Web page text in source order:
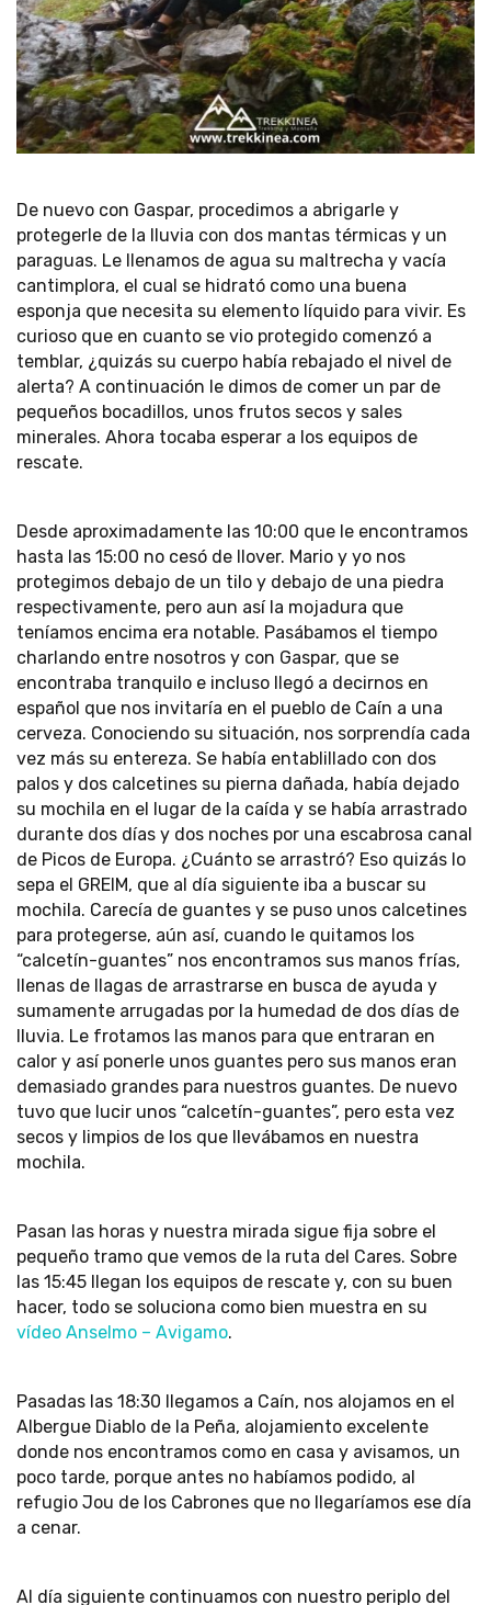
De nuevo con Gaspar, procedimos a abrigarle y
protegerle de la lluvia con dos mantas térmicas y un
paraguas. Le llenamos de agua su maltrecha y vacía
cantimplora, el cual se hidrató como una buena
esponja que necesita su elemento líquido para vivir. Es
curioso que en cuanto se vio protegido comenzó a
temblar, ¿quizás su cuerpo había rebajado el nivel de
alerta? A continuación le dimos de comer un par de
pequeños bocadillos, unos frutos secos y sales
minerales. Ahora tocaba esperar a los equipos de
rescate.
Desde aproximadamente las 10:00 que le encontramos
hasta las 15:00 no cesó de llover. Mario y yo nos
protegimos debajo de un tilo y debajo de una piedra
respectivamente, pero aun así la mojadura que
teníamos encima era notable. Pasábamos el tiempo
charlando entre nosotros y con Gaspar, que se
encontraba tranquilo e incluso llegó a decirnos en
español que nos invitaría en el pueblo de Caín a una
cerveza. Conociendo su situación, nos sorprendía cada
vez más su entereza. Se había entablillado con dos
palos y dos calcetines su pierna dañada, había dejado
su mochila en el lugar de la caída y se había arrastrado
durante dos días y dos noches por una escabrosa canal
de Picos de Europa. ¿Cuánto se arrastró? Eso quizás lo
sepa el GREIM, que al día siguiente iba a buscar su
mochila. Carecía de guantes y se puso unos calcetines
para protegerse, aún así, cuando le quitamos los
“calcetín-guantes” nos encontramos sus manos frías,
llenas de llagas de arrastrarse en busca de ayuda y
sumamente arrugadas por la humedad de dos días de
lluvia. Le frotamos las manos para que entraran en
calor y así ponerle unos guantes pero sus manos eran
demasiado grandes para nuestros guantes. De nuevo
tuvo que lucir unos “calcetín-guantes”, pero esta vez
secos y limpios de los que llevábamos en nuestra
mochila.
Pasan las horas y nuestra mirada sigue fija sobre el
pequeño tramo que vemos de la ruta del Cares. Sobre
las 15:45 llegan los equipos de rescate y, con su buen
hacer, todo se soluciona como bien muestra en su
vídeo Anselmo – Avigamo.
Pasadas las 18:30 llegamos a Caín, nos alojamos en el
Albergue Diablo de la Peña, alojamiento excelente
donde nos encontramos como en casa y avisamos, un
poco tarde, porque antes no habíamos podido, al
refugio Jou de los Cabrones que no llegaríamos ese día
a cenar.
Al día siguiente continuamos con nuestro periplo del